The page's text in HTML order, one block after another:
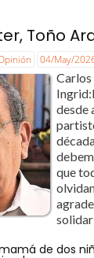
Toño
04/May/
Carlos
desde
que
de dos